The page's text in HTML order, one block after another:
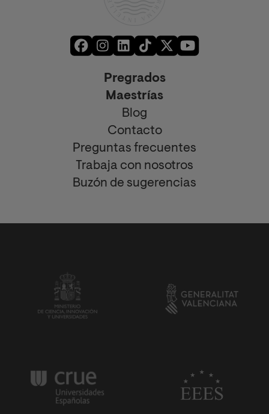
Pregrados
Maestrías
Blog
Contacto
Preguntas frecuentes
Trabaja con nosotros
Buzón de sugerencias